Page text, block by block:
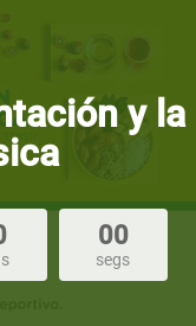
y la
00
segs